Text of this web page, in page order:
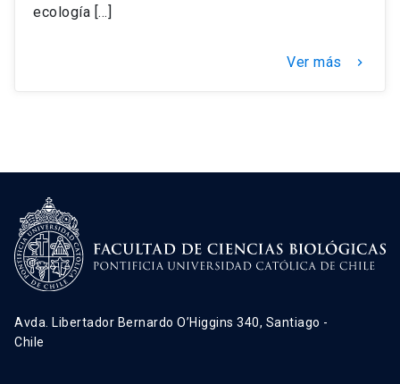
ecología […]
Ver más keyboard_arrow_right
Avda. Libertador Bernardo O’Higgins 340, Santiago -
Chile